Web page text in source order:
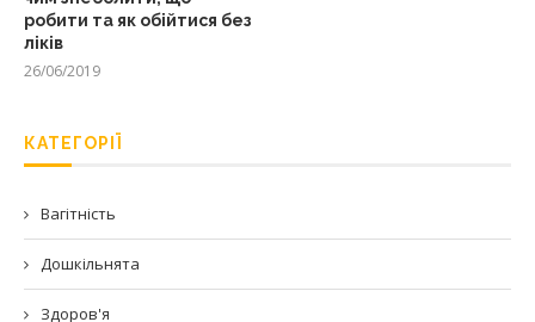
робити та як обійтися без
ліків
26/06/2019
КАТЕГОРІЇ
Вагітність
Дошкільнята
Здоров'я